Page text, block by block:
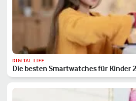
DIGITAL LIFE
Die besten Smartwatches für Kinder